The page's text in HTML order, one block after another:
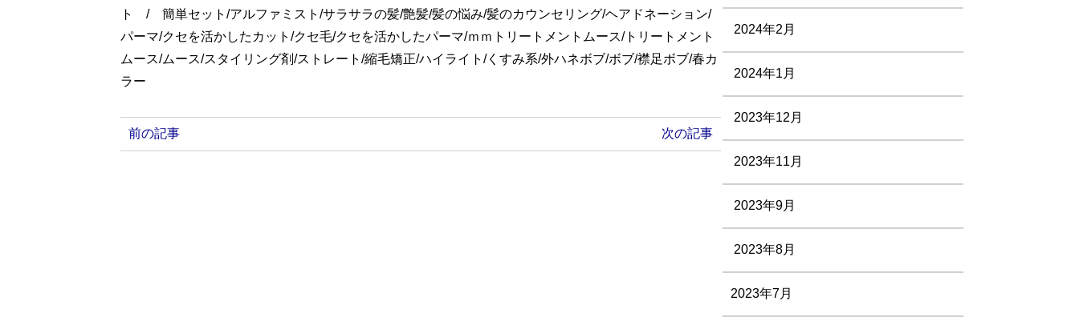
ト / 簡単セット/アルファミスト/サラサラの髪/艶髪/髪の悩み/髪のカウンセリング/ヘアドネーション/
パーマ/クセを活かしたカット/クセ毛/クセを活かしたパーマ/ｍｍトリートメントムース/トリートメント
ムース/ムース/スタイリング剤/ストレート/縮毛矯正/ハイライト/くすみ系/外ハネボブ/ボブ/襟足ボブ/春カ
ラー
前の記事 次の記事
2024年2月
2024年1月
2023年12月
2023年11月
2023年9月
2023年8月
2023年7月